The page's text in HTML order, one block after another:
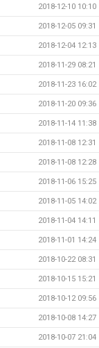
2018-12-10 10:10
2018-12-05 09:31
2018-12-04 12:13
2018-11-29 08:21
2018-11-23 16:02
2018-11-20 09:36
2018-11-14 11:38
2018-11-08 12:31
2018-11-08 12:28
2018-11-06 15:25
2018-11-05 14:02
2018-11-04 14:11
2018-11-01 14:24
2018-10-22 08:31
2018-10-15 15:21
2018-10-12 09:56
2018-10-08 14:27
2018-10-07 21:04